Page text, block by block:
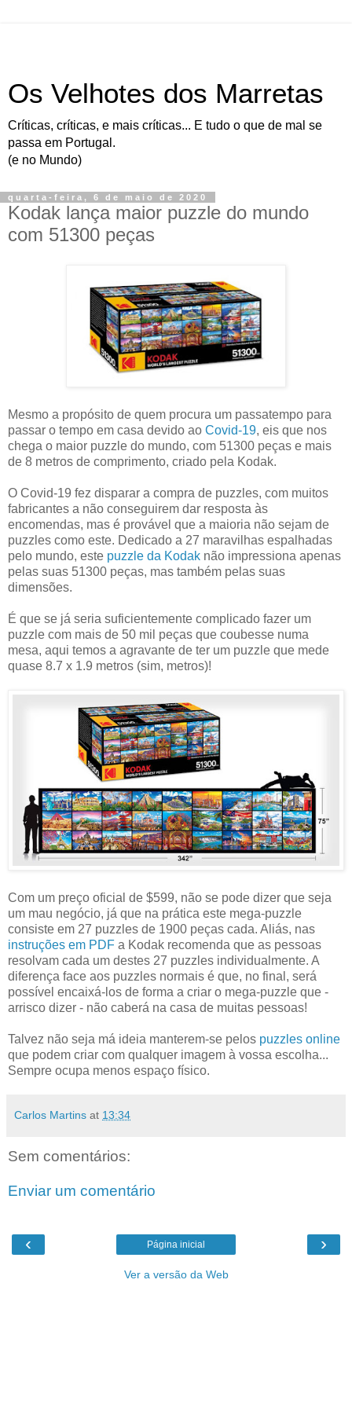
Os Velhotes dos Marretas
Críticas, críticas, e mais críticas... E tudo o que de mal se
passa em Portugal.
(e no Mundo)
quarta-feira, 6 de maio de 2020
Kodak lança maior puzzle do mundo
com 51300 peças
Mesmo a propósito de quem procura um passatempo para
passar o tempo em casa devido ao Covid-19, eis que nos
chega o maior puzzle do mundo, com 51300 peças e mais
de 8 metros de comprimento, criado pela Kodak.
O Covid-19 fez disparar a compra de puzzles, com muitos
fabricantes a não conseguirem dar resposta às
encomendas, mas é provável que a maioria não sejam de
puzzles como este. Dedicado a 27 maravilhas espalhadas
pelo mundo, este puzzle da Kodak não impressiona apenas
pelas suas 51300 peças, mas também pelas suas
dimensões.
É que se já seria suficientemente complicado fazer um
puzzle com mais de 50 mil peças que coubesse numa
mesa, aqui temos a agravante de ter um puzzle que mede
quase 8.7 x 1.9 metros (sim, metros)!
Com um preço oficial de $599, não se pode dizer que seja
um mau negócio, já que na prática este mega-puzzle
consiste em 27 puzzles de 1900 peças cada. Aliás, nas
instruções em PDF a Kodak recomenda que as pessoas
resolvam cada um destes 27 puzzles individualmente. A
diferença face aos puzzles normais é que, no final, será
possível encaixá-los de forma a criar o mega-puzzle que -
arrisco dizer - não caberá na casa de muitas pessoas!
Talvez não seja má ideia manterem-se pelos puzzles online
que podem criar com qualquer imagem à vossa escolha...
Sempre ocupa menos espaço físico.
Carlos Martins at 13:34
Sem comentários:
Enviar um comentário
‹ ›
Página inicial
Ver a versão da Web